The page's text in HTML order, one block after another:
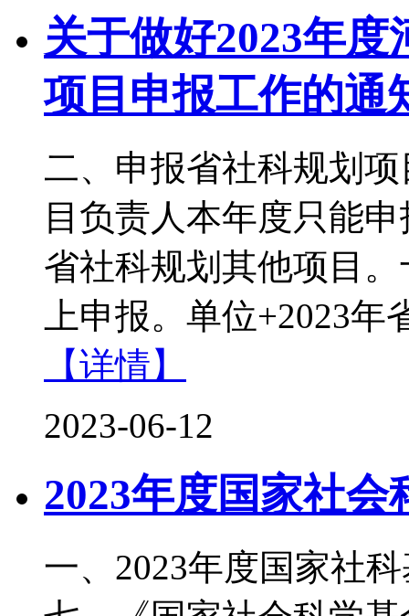
关于做好2023年
项目申报工作的通
二、申报省社科规划
目负责人本年度只能
省社科规划其他项目
上申报。单位+2023
【详情】
2023-06-12
2023年度国家社
一、2023年度国家社